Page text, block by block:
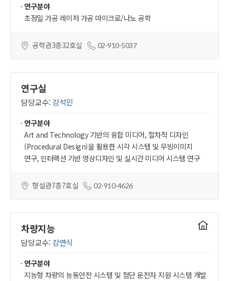
연구분야
초정밀 가공 레이저 가공 마이크로/나노 공학
공학관3층32호실 02-910-5037
연구실
담당교수: 강석민
연구분야
Art and Technology 기반의 융합 미디어, 절차적 디자인
(Procedural Design)을 활용한 시각 시스템 및 무빙이미지
연구, 인터랙션 기반 영상디자인 및 실시간 미디어 시스템 연구
형설관7층7호실 02-910-4626
차량지능
담당교수: 강연식
연구실
연구분야
지능형 차량의 능동안전 시스템 및 첨단 운전자 지원 시스템 개발